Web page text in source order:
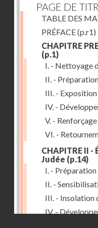
PAGE DE
TABLE DES
PRÉFACE(p.r1)
CHAPITRE
(p.1)
I. - Nettoyage
II. -
III. -
IV. -
V. - Renforçage
VI. -
CHAPITRE II
Judée (p.14)
I. - Préparation
II. -
III. - Insolation
IV. -